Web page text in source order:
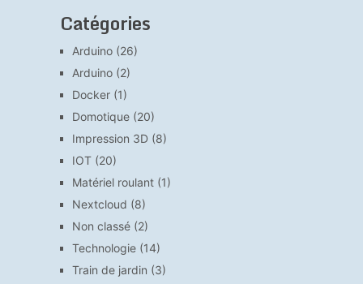
Catégories
Arduino(26)
Arduino(2)
Docker(1)
Domotique(20)
Impression 3D(8)
IOT(20)
Matériel roulant(1)
Nextcloud (8)
Non classé(2)
Technologie(14)
Train de jardin (3)